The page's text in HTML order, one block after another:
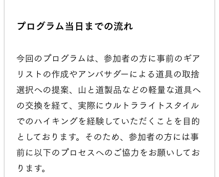
プログラム当日までの流れ
今回のプログラムは、参加者の方に事前のギア
リストの作成やアンバサダーによる道具の取捨
選択への提案、山と道製品などの軽量な道具へ
の交換を経て、実際にウルトラライトスタイル
でのハイキングを経験していただくことを目的
としております。そのため、参加者の方には事
前に以下のプロセスへのご協力をお願いしてお
ります。